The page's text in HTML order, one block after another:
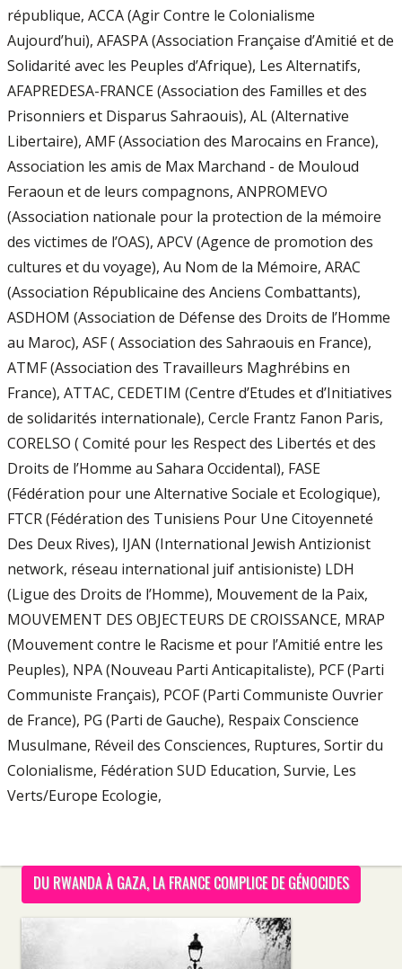
république, ACCA (Agir Contre le Colonialisme
Aujourd’hui), AFASPA (Association Française d’Amitié et de
Solidarité avec les Peuples d’Afrique), Les Alternatifs,
AFAPREDESA-FRANCE (Association des Familles et des
Prisonniers et Disparus Sahraouis), AL (Alternative
Libertaire), AMF (Association des Marocains en France),
Association les amis de Max Marchand - de Mouloud
Feraoun et de leurs compagnons, ANPROMEVO
(Association nationale pour la protection de la mémoire
des victimes de l’OAS), APCV (Agence de promotion des
cultures et du voyage), Au Nom de la Mémoire, ARAC
(Association Républicaine des Anciens Combattants),
ASDHOM (Association de Défense des Droits de l’Homme
au Maroc), ASF ( Association des Sahraouis en France),
ATMF (Association des Travailleurs Maghrébins en
France), ATTAC, CEDETIM (Centre d’Etudes et d’Initiatives
de solidarités internationale), Cercle Frantz Fanon Paris,
CORELSO ( Comité pour les Respect des Libertés et des
Droits de l’Homme au Sahara Occidental), FASE
(Fédération pour une Alternative Sociale et Ecologique),
FTCR (Fédération des Tunisiens Pour Une Citoyenneté
Des Deux Rives), IJAN (International Jewish Antizionist
network, réseau international juif antisioniste) LDH
(Ligue des Droits de l’Homme), Mouvement de la Paix,
MOUVEMENT DES OBJECTEURS DE CROISSANCE, MRAP
(Mouvement contre le Racisme et pour l’Amitié entre les
Peuples), NPA (Nouveau Parti Anticapitaliste), PCF (Parti
Communiste Français), PCOF (Parti Communiste Ouvrier
de France), PG (Parti de Gauche), Respaix Conscience
Musulmane, Réveil des Consciences, Ruptures, Sortir du
Colonialisme, Fédération SUD Education, Survie, Les
Verts/Europe Ecologie,
DU RWANDA À GAZA, LA FRANCE COMPLICE DE GÉNOCIDES